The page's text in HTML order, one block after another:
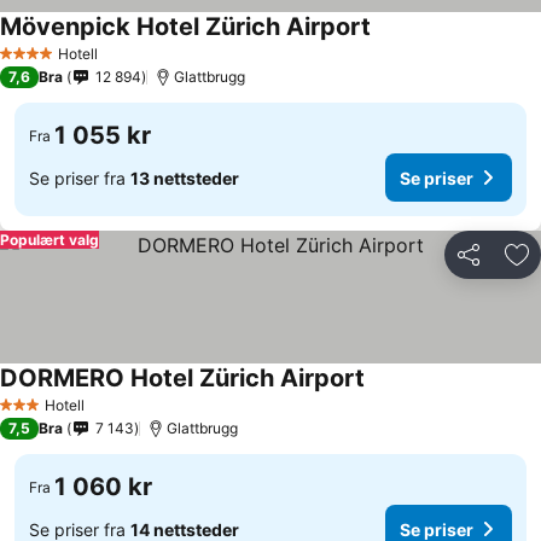
4 StjernerHotell
Mövenpick Hotel Zürich Airport
7,6 Bra 12 894 Glattbrugg
Fra 1 055 kr
Se priser fra 13 nettsteder Se priser
Del
Populært valg
3 StjernerHotell
DORMERO Hotel Zürich Airport
7,5 Bra 7 143 Glattbrugg
Fra 1 060 kr
Se priser fra 14 nettsteder Se priser